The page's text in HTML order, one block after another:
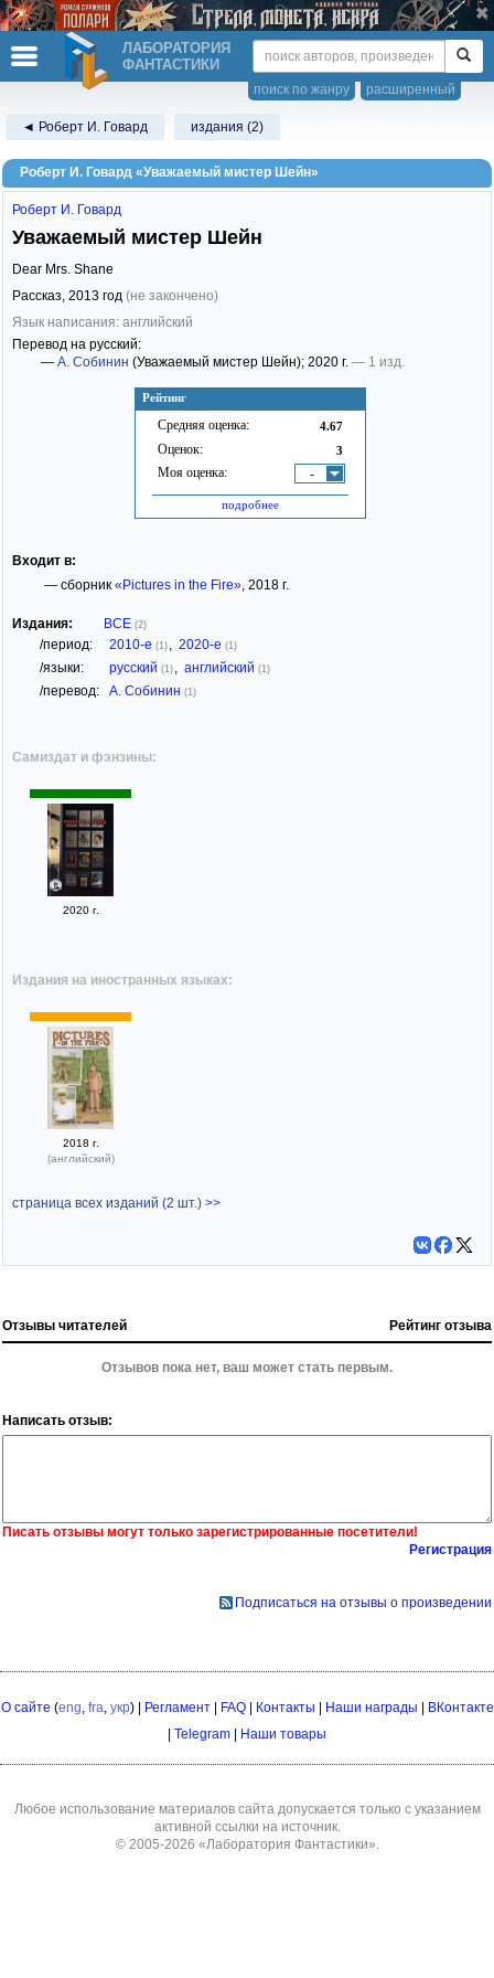
ЛАБОРАТОРИЯ
ФАНТАСТИКИ
расширенный
поиск по жанру
◄ Роберт И. Говард издания (2)
Роберт И. Говард «Уважаемый мистер Шейн»
Рейтинг
Средняя оценка: 4.67
Оценок: 3
Моя оценка: -
подробнее
Роберт И. Говард
Уважаемый мистер Шейн
Dear Mrs. Shane
Рассказ, 2013 год (не закончено)
Язык написания: английский
Перевод на русский:
— А. Собинин (Уважаемый мистер Шейн); 2020 г. — 1 изд.
Входит в:
— сборник «Pictures in the Fire», 2018 г.
Издания: ВСЕ (2)
/период: 2010-е (1) 2020-е (1)
/языки: русский (1) английский (1)
/перевод: А. Собинин (1)
Самиздат и фэнзины:
2020 г.
Издания на иностранных языках:
2018 г.
(английский)
страница всех изданий (2 шт.) >>
Отзывы читателей Рейтинг отзыва
Отзывов пока нет, ваш может стать первым.
Написать отзыв:
Писать отзывы могут только зарегистрированные посетители!
Регистрация
Подписаться на отзывы о произведении
О сайте (eng fra укр) | Регламент| FAQ| Контакты | Наши награды | ВКонтакте
| Telegram | Наши товары
Любое использование материалов сайта допускается только с указанием
активной ссылки на источник.
© 2005-2026 «Лаборатория Фантастики»